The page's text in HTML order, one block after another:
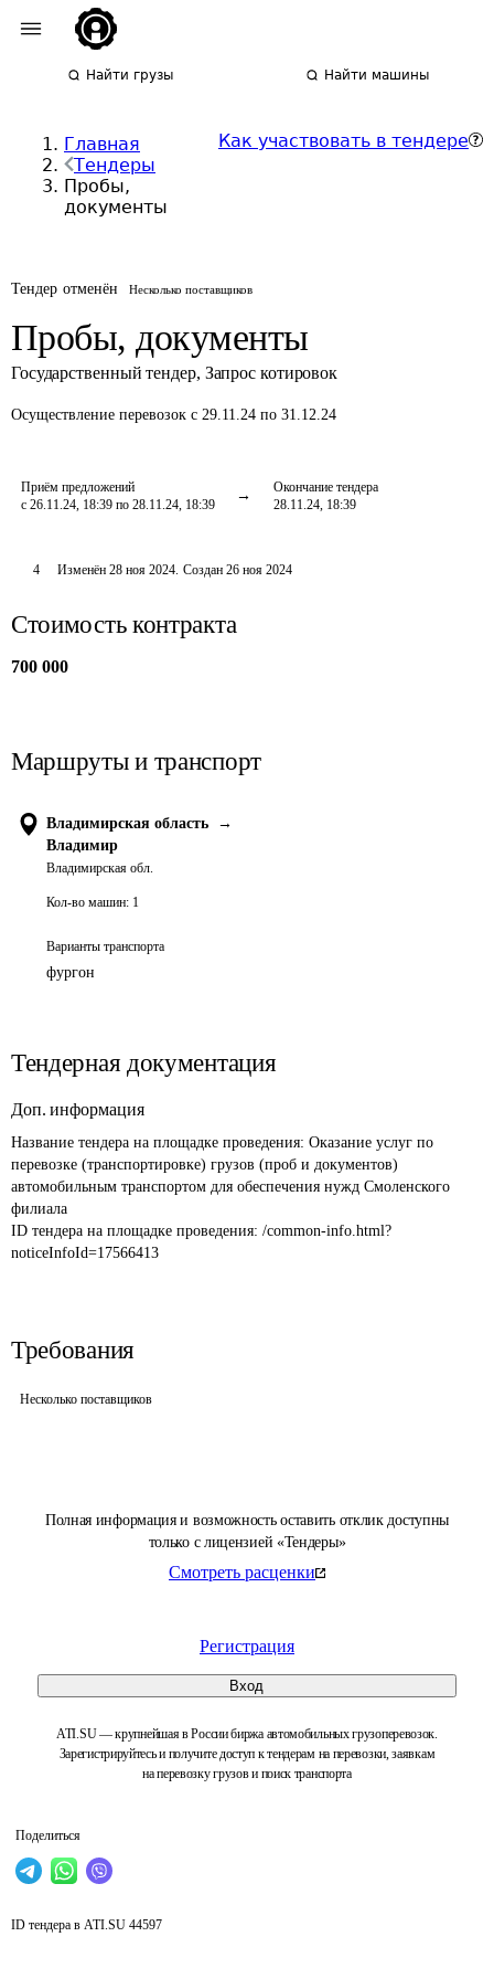
Найти грузы Найти машины
Главная
Тендеры
Пробы,
документы
Как участвовать в тендере
Тендер отменён Несколько поставщиков
Пробы, документы
Государственный тендер, Запрос котировок
Осуществление перевозок с 29.11.24 по 31.12.24
Приём предложений
с 26.11.24, 18:39 по 28.11.24, 18:39
Окончание тендера
28.11.24, 18:39
Полная информация и возможность оставить отклик доступны
только с лицензией «Тендеры»
Смотреть расценки
Регистрация
Вход
ATI.SU — крупнейшая в России биржа автомобильных грузоперевозок.
Зарегистрируйтесь и получите доступ к тендерам на перевозки, заявкам
на перевозку грузов и поиск транспорта
Поделиться
4 Изменён 28 ноя 2024. Создан 26 ноя 2024
Стоимость контракта
700 000
Маршруты и транспорт
Владимирская область
→
Владимир
Владимирская обл.
Кол-во машин: 1
Варианты транспорта
фургон
Тендерная документация
Доп. информация
Название тендера на площадке проведения: Оказание услуг по
перевозке (транспортировке) грузов (проб и документов)
автомобильным транспортом для обеспечения нужд Смоленского
филиала
ID тендера на площадке проведения: /common-info.html?
noticeInfoId=17566413
Требования
Несколько поставщиков
ID тендера в ATI.SU 44597